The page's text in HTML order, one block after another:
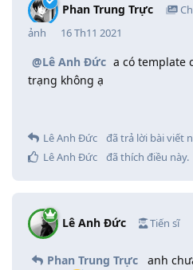
Phan Trung Trực
ảnh
16 Th11 2021
@Lê Anh Đức a có template
trạng không ạ
Lê Anh Đức
đã trả lời bài viết
Lê Anh Đức
đã thích điều này.
Lê Anh Đức Tiến sĩ
Phan Trung Trực
anh